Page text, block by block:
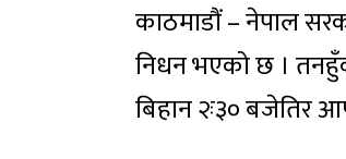
काठमाडौं – नेपाल
निधन भएको छ ।
बिहान २ः३० बजेतिर